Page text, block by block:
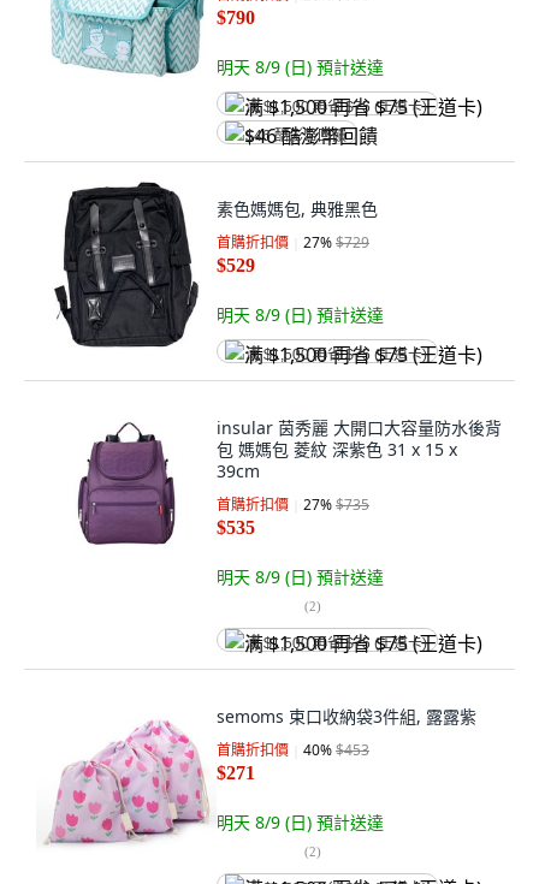
$790
明天 8/9 (日) 預計送達
满 $1,500 再省 $75 (王道卡)
$46 酷澎幣回饋
素色媽媽包, 典雅黑色
首購折扣價 27%$729
$529
明天 8/9 (日) 預計送達
满 $1,500 再省 $75 (王道卡)
insular 茵秀麗 大開口大容量防水後背
包 媽媽包 菱紋 深紫色 31 x 15 x
39cm
首購折扣價 27%$735
$535
明天 8/9 (日) 預計送達
(2)
满 $1,500 再省 $75 (王道卡)
semoms 束口收納袋3件組, 露露紫
首購折扣價 40%$453
$271
明天 8/9 (日) 預計送達
(2)